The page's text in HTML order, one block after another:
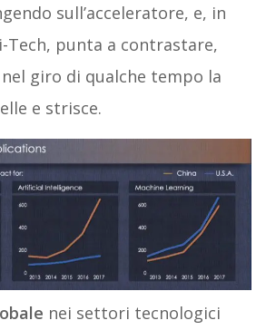
sull’acceleratore, e, in
Tech, punta a contrastare,
giro di qualche tempo la
e strisce.
nei settori tecnologici